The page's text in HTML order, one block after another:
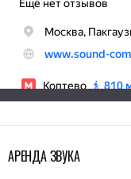
АРЕНДА ЗВУКА